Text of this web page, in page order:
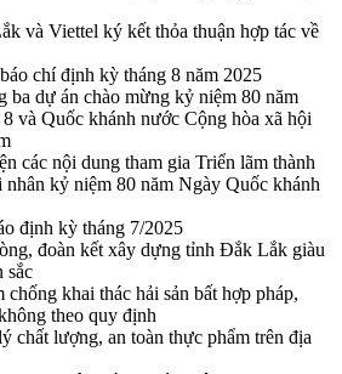
và Viettel ký kết thỏa thuận hợp tác về
chí định kỳ tháng 8 năm 2025
dự án chào mừng kỷ niệm 80 năm
và Quốc khánh nước Cộng hòa xã hội
các nội dung tham gia Triển lãm thành
kỷ niệm 80 năm Ngày Quốc khánh
định kỳ tháng 7/2025
đoàn kết xây dựng tỉnh Đắk Lắk giàu
sắc
khai thác hải sản bất hợp pháp,
theo quy định
chất lượng, an toàn thực phẩm trên địa